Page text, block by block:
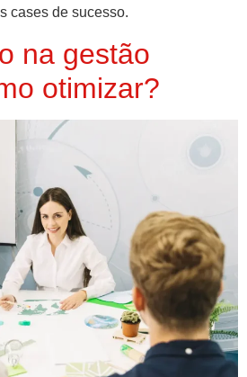
cases de sucesso.
na gestão
otimizar?